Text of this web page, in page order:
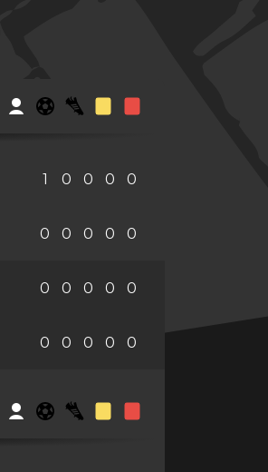
1 0 0 0 0
0 0 0 0 0
0 0 0 0 0
0 0 0 0 0